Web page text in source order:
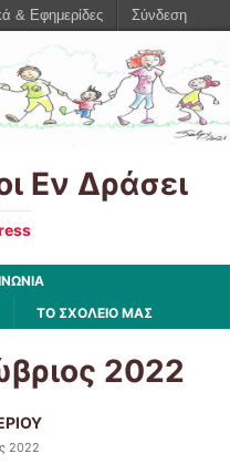
Εν Δράσει
ΤΟ ΣΧΟΛΕΙΟ ΜΑΣ
2022
2022
& Εφημερίδες Σύνδεση